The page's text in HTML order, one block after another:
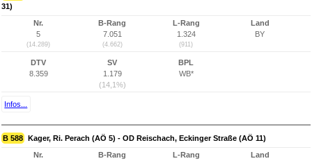
31)
Nr.
5
(14.289)
B-Rang
7.051
(4.662)
L-Rang
1.324
(911)
Land
BY
DTV
8.359
SV
1.179
(14,1%)
BPL
WB*
Infos...
B 588 Kager, Ri. Perach (AÖ 5) - OD Reischach, Eckinger Straße (AÖ 11)
Nr.
B-Rang
L-Rang
Land